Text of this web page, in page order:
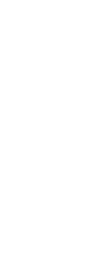
gestão
Health